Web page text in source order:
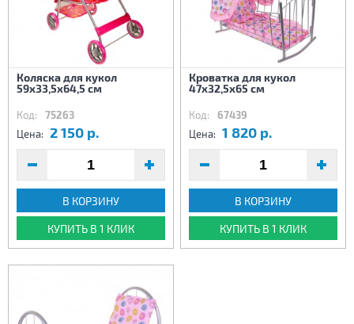
Коляска для кукол
59х33,5х64,5 см
Код: 75263
Цена: 2 150 р.
В КОРЗИНУ
КУПИТЬ В 1 КЛИК
Кроватка для кукол
47х32,5х65 см
Код: 67439
Цена: 1 820 р.
В КОРЗИНУ
КУПИТЬ В 1 КЛИК